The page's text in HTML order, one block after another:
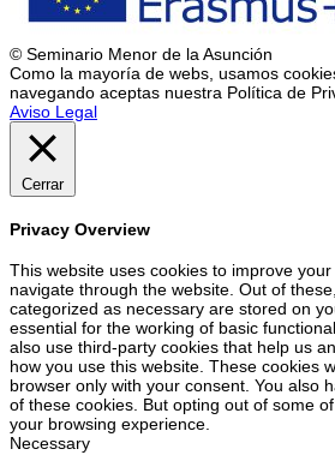
© Seminario Menor de la Asunción
Como la mayoría de webs, usamos
navegando aceptas nuestra Política de
Aviso Legal
Cerrar
Privacy Overview
This website uses cookies to improve
navigate through the website. Out of
categorized as necessary are stored on
essential for the working of basic
also use third-party cookies that help us
how you use this website. These cookies
browser only with your consent. You also
of these cookies. But opting out of some
your browsing experience.
Necessary